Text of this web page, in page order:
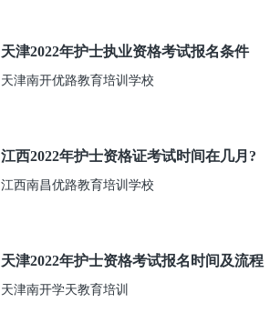
天津2022年护士执业资格考试报名条件
天津南开优路教育培训学校
江西2022年护士资格证考试时间在几月?
江西南昌优路教育培训学校
天津2022年护士资格考试报名时间及流程
天津南开学天教育培训